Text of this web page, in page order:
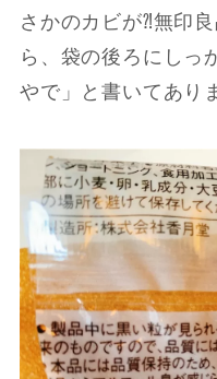
さかのカビが⁈無印
ら、袋の後ろにしっ
やで」と書いてあり